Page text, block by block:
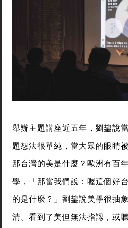
舉辦主題講座近五年，劉鋆說
題想法很單純，當大眾的眼睛
那台灣的美是什麼？歐洲有百
學，「那當我們說：喔這個好
的是什麼？」劉鋆說美學很抽
清。看到了美但無法指認，或